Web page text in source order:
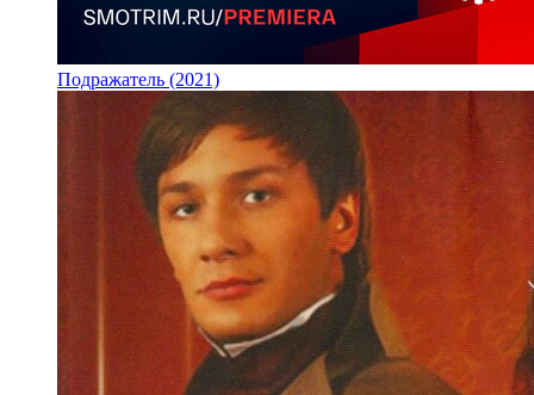
Подражатель (2021)